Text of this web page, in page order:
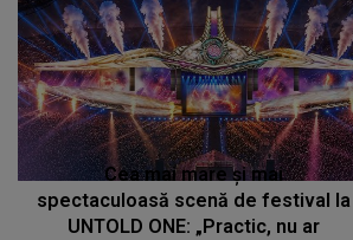
Cea mai mare și mai
spectaculoasă scenă de festival la
UNTOLD ONE: „Practic, nu ar